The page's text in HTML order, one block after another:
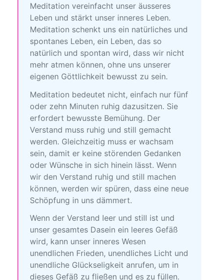
Meditation vereinfacht unser äusseres
Leben und stärkt unser inneres Leben.
Meditation schenkt uns ein natürliches und
spontanes Leben, ein Leben, das so
natürlich und spontan wird, dass wir nicht
mehr atmen können, ohne uns unserer
eigenen Göttlichkeit bewusst zu sein.
Meditation bedeutet nicht, einfach nur fünf
oder zehn Minuten ruhig dazusitzen. Sie
erfordert bewusste Bemühung. Der
Verstand muss ruhig und still gemacht
werden. Gleichzeitig muss er wachsam
sein, damit er keine störenden Gedanken
oder Wünsche in sich hinein lässt. Wenn
wir den Verstand ruhig und still machen
können, werden wir spüren, dass eine neue
Schöpfung in uns dämmert.
Wenn der Verstand leer und still ist und
unser gesamtes Dasein ein leeres Gefäß
wird, kann unser inneres Wesen
unendlichen Frieden, unendliches Licht und
unendliche Glückseligkeit anrufen, um in
dieses Gefäß zu fließen und es zu füllen.